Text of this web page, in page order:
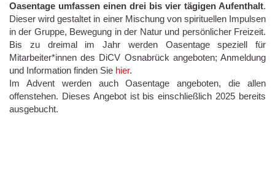
Oasentage umfassen einen drei bis vier tägigen Aufenthalt.
Dieser wird gestaltet in einer Mischung von spirituellen Impulsen
in der Gruppe, Bewegung in der Natur und persönlicher Freizeit.
Bis zu dreimal im Jahr werden Oasentage speziell für
Mitarbeiter*innen des DiCV Osnabrück angeboten; Anmeldung
und Information finden Sie hier.
Im Advent werden auch Oasentage angeboten, die allen
offenstehen. Dieses Angebot ist bis einschließlich 2025 bereits
ausgebucht.